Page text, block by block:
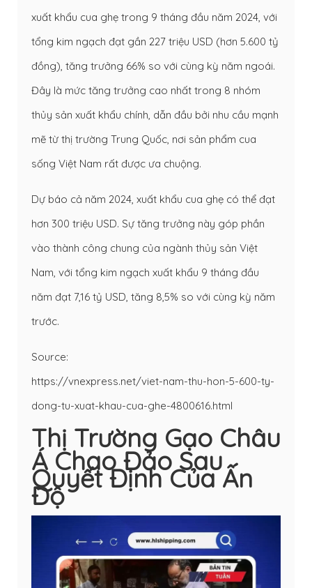
xuất khẩu cua ghẹ trong 9 tháng đầu năm 2024, với
tổng kim ngạch đạt gần 227 triệu USD (hơn 5.600 tỷ
đồng), tăng trưởng 66% so với cùng kỳ năm ngoái.
Đây là mức tăng trưởng cao nhất trong 8 nhóm
thủy sản xuất khẩu chính, dẫn đầu bởi nhu cầu mạnh
mẽ từ thị trường Trung Quốc, nơi sản phẩm cua
sống Việt Nam rất được ưa chuộng.
Dự báo cả năm 2024, xuất khẩu cua ghẹ có thể đạt
hơn 300 triệu USD. Sự tăng trưởng này góp phần
vào thành công chung của ngành thủy sản Việt
Nam, với tổng kim ngạch xuất khẩu 9 tháng đầu
năm đạt 7,16 tỷ USD, tăng 8,5% so với cùng kỳ năm
trước.
Source:
https://vnexpress.net/viet-nam-thu-hon-5-600-ty-
dong-tu-xuat-khau-cua-ghe-4800616.html
Thị Trường Gạo Châu
Á Chao Đảo Sau
Quyết Định Của Ấn
Độ